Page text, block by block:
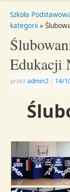
Szkoła
kategorii »
Edukacji
przezadmin2 | 14/